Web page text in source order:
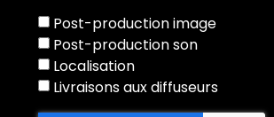
Post-production image
Post-production son
Localisation
Livraisons aux diffuseurs